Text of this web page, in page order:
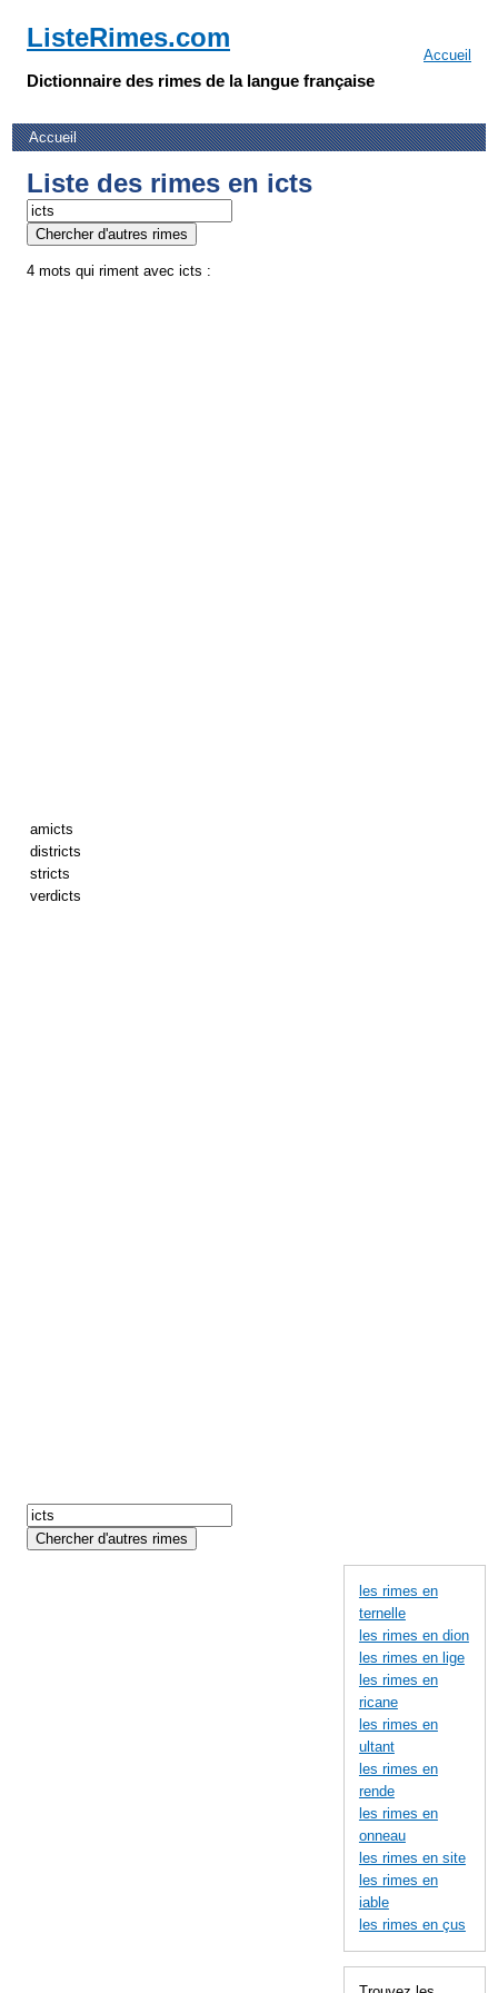
ListeRimes.com
Dictionnaire des rimes de la langue française
Accueil
Accueil
Liste des rimes en icts
4 mots qui riment avec icts :
amicts
districts
stricts
verdicts
les rimes en
ternelle
les rimes en dion
les rimes en lige
les rimes en
ricane
les rimes en
ultant
les rimes en
rende
les rimes en
onneau
les rimes en site
les rimes en
iable
les rimes en çus